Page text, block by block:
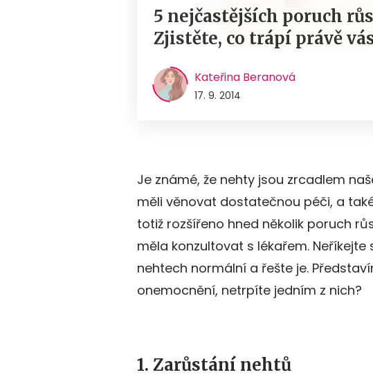
5 nejčastějších poruch
Zjistěte, co trápí právě
Kateřina Beranová
17. 9. 2014
Je známé, že nehty jsou zrcadlem
měli věnovat dostatečnou péči, a
totiž rozšířeno hned několik poruch
měla konzultovat s lékařem.
nehtech normální a řešte je.
onemocnění, netrpíte jedním z nich?
1. Zarůstání nehtů